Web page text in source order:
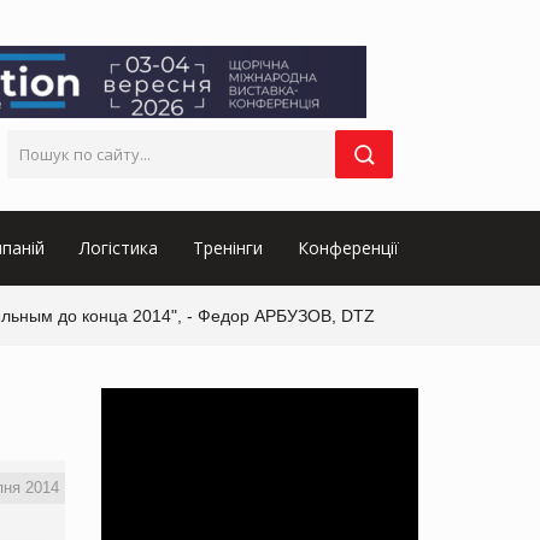
Логістика Тренінги Конференції
до конца 2014", - Федор АРБУЗОВ, DTZ
2014